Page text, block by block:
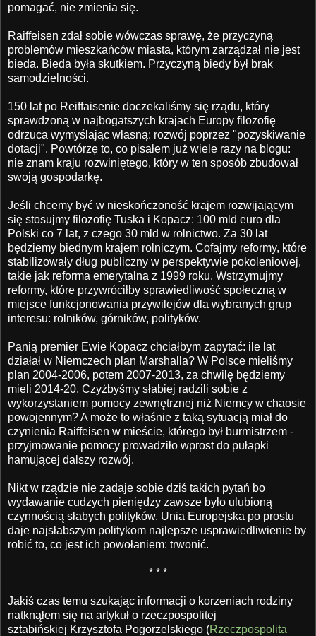
pomagać, nie zmienia się.
Raiffeisen zdał sobie wówczas sprawę, że przyczyną
problemów mieszkańców miasta, którym zarządzał nie jest
bieda. Bieda była skutkiem. Przyczyną biedy był brak
samodzielności.
150 lat po Reiffaisenie doczekaliśmy się rządu, który
sprawdzoną w najbogatszych krajach Europy filozofię
odrzuca wymyślając własną: rozwój poprzez "pozyskiwanie
dotacji". Powtórzę to, co pisałem już wiele razy na blogu:
nie znam kraju rozwiniętego, który w ten sposób zbudował
swoją gospodarkę.
Jeśli chcemy być w nieskończoność krajem rozwijającym
się stosujmy filozofię Tuska i Kopacz: 100 mld euro dla
Polski co 7 lat, z czego 30 mld w rolnictwo. Za 30 lat
będziemy biednym krajem rolniczym. Cofajmy reformy, które
stabilizowały dług publiczny w perspektywie pokoleniowej,
takie jak reforma emerytalna z 1999 roku. Wstrzymujmy
reformy, które przywróciłby sprawiedliwość społeczną w
miejsce funkcjonowania przywilejów dla wybranych grup
interesu: rolników, górników, polityków.
Panią premier Ewie Kopacz chciałbym zapytać: ile lat
działał w Niemczech plan Marshalla? W Polsce mieliśmy
plan 2004-2006, potem 2007-2013, za chwilę będziemy
mieli 2014-20. Czyżbyśmy słabiej radzili sobie z
wykorzystaniem pomocy zewnętrznej niż Niemcy w chaosie
powojennym? A może to właśnie z taką sytuacją miał do
czynienia Raiffeisen w mieście, którego był burmistrzem -
przyjmowanie pomocy prowadziło wprost do pułapki
hamującej dalszy rozwój.
Nikt w rządzie nie zadaje sobie dziś takich pytań bo
wydawanie cudzych pieniędzy zawsze było ulubioną
czynnością słabych polityków. Unia Europejska po prostu
daje najsłabszym politykom najlepsze usprawiedliwienie by
robić to, co jest ich powołaniem: trwonić.
* * *
Jakiś czas temu szukając informacji o korzeniach rodziny
natknąłem się na artykuł o rzeczpospolitej
sztabińskiej Krzysztofa Pogorzelskiego (Rzeczpospolita